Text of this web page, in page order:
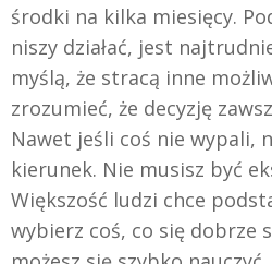
środki na kilka miesięcy.
niszy działać, jest
myślą, że stracą inne
zrozumieć, że decyzję
Nawet jeśli coś nie wypali,
kierunek. Nie musisz być
Większość ludzi chce
wybierz coś, co się dobrze